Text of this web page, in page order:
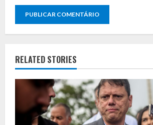
RELATED STORIES